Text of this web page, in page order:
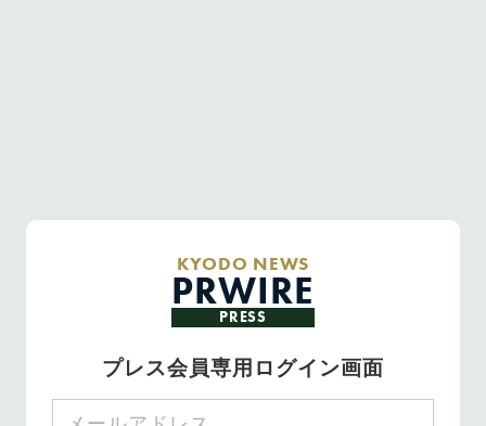
KYODO NEWS
PRWIRE
PRESS
プレス会員専用ログイン画面